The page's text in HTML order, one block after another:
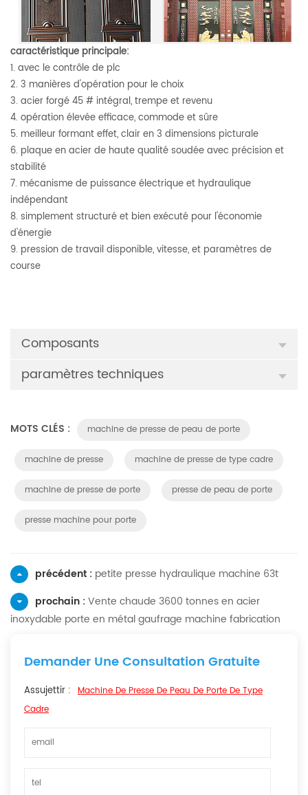
caractéristique principale:
1. avec le contrôle de plc
2. 3 manières d'opération pour le choix
3. acier forgé 45 # intégral, trempe et revenu
4. opération élevée efficace, commode et sûre
5. meilleur formant effet, clair en 3 dimensions picturale
6. plaque en acier de haute qualité soudée avec précision et
stabilité
7. mécanisme de puissance électrique et hydraulique
indépendant
8. simplement structuré et bien exécuté pour l'économie
d'énergie
9. pression de travail disponible, vitesse, et paramètres de
course
Composants
paramètres techniques
MOTS CLÉS : machine de presse de peau de porte
machine de presse machine de presse de type cadre
machine de presse de porte presse de peau de porte
presse machine pour porte
précédent : petite presse hydraulique machine 63t
prochain :Vente chaude 3600 tonnes en acier
inoxydable porte en métal gaufrage machine fabrication
Demander Une Consultation Gratuite
Assujettir : Machine De Presse De Peau De Porte De Type
Cadre